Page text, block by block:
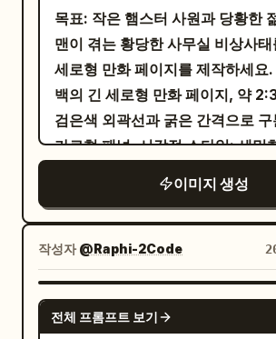
를 완성합니다. 화면 비율 2:3. 워
텍스트 오버레이 없음, 만화 아님,
님, 애니메이션 아님.
적습니다. 하단 중앙에는 “사랑과
♥”라고 적습니다. 레이아웃 및 구성 요소: 전
신 캐릭터 2명을 포함합니다. 왼쪽
은 소녀, 오른쪽에는 키가 큰 소년
다. 0에서 200 cm까지 10 cm 단위
표시된 중앙 수직 키 측정 눈금자
니다. 캐릭터의 머리 높이에 맞춰
이드 라인을 2개 포함합니다. 왼쪽
높이에는 “ 160cm ”, 오른쪽 캐
이에는 “
” 라벨을 붙입니
정보 블록을 각각 1개씩, 총 2개 포
록에는 “이름:”과 “키:”라는 한국
습니다. 왼쪽 블록에는 “키:
목표: 작은 햄스터 사원과 당황한
맨이 겪는 황당한 사무실 비상사태
세로형 만화 페이지를 제작하세요. 캔버스: 흑
백의 긴 세로형 만화 페이지, 약
검은색 외곽선과 굵은 간격으로
가로형 패널. 시각적 스타일: 세밀한 일본 청년
무실 원근감, 풍부한 표정, 극적인
죽삐죽한 말풍선. 마지막 패널은
강조. 컬러 없음. 배경: 책상, 데스크톱 모니터,
키보드, 바인더, 선반, 파티션, 창
대적인 일본식 오픈형 사무실, 형
기업 분위기, 서류들. 햄스터는 책
이미지 생성
작성자@Raphi-2Code
전체 프롬프트 보기